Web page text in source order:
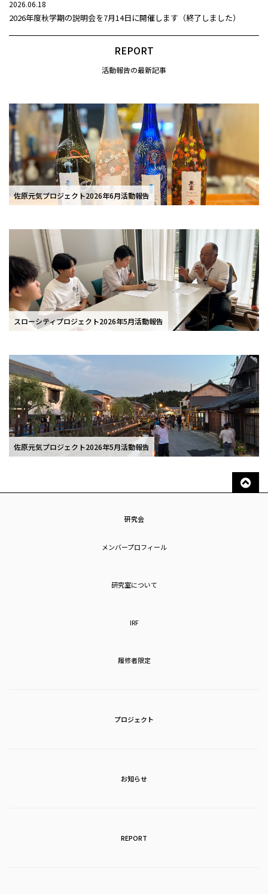
2026.06.18
2026年度秋学期の説明会を7月14日に開催します（終了しました）
REPORT
活動報告の最新記事
佐原元気プロジェクト2026年6月活動報告
スローシティプロジェクト2026年5月活動報告
佐原元気プロジェクト2026年5月活動報告
研究会
メンバープロフィール
研究室について
IRF
履修者限定
プロジェクト
お知らせ
REPORT